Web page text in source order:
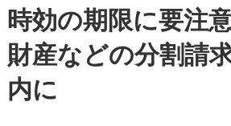
時効の期限に要注
財産などの分割請
内に